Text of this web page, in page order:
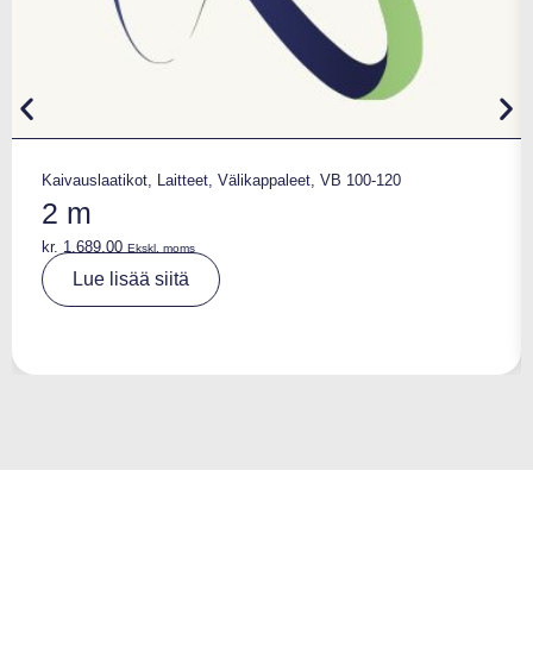
Kaivauslaatikot Laitteet Välikappaleet VB 100-120
2 m
kr. 1.689,00 Ekskl. moms
Lue lisää siitä